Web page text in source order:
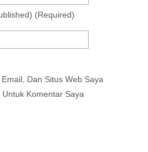
(required)
Dan Situs Web Saya
Komentar Saya